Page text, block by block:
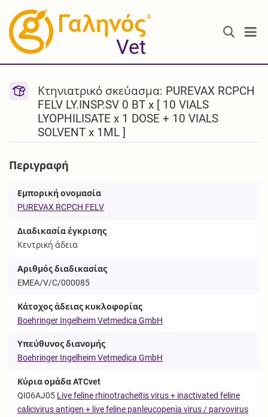
®
Vet
Κτηνιατρικό σκεύασμα: PUREVAX RCPCH
FELV LY.INSP.SV 0 BT x [ 10 VIALS
LYOPHILISATE x 1 DOSE + 10 VIALS
SOLVENT x 1ML ]
Περιγραφή
Εμπορική ονομασία
PUREVAX RCPCH FELV
Διαδικασία έγκρισης
Κεντρική άδεια
Αριθμός διαδικασίας
EMEA/V/C/000085
Κάτοχος άδειας κυκλοφορίας
Boehringer Ingelheim Vetmedica GmbH
Υπεύθυνος διανομής
Boehringer Ingelheim Vetmedica GmbH
Κύρια ομάδα ATCvet
QI06AJ05 Live feline rhinotracheitis virus + inactivated feline
calicivirus antigen + live feline panleucopenia virus / parvovirus